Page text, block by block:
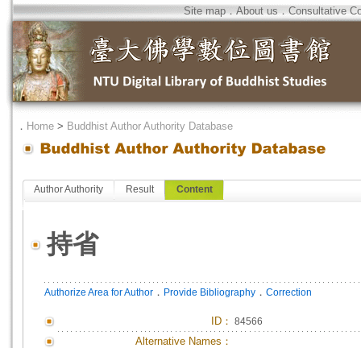
Site map．About us．Consultative
． Home > Buddhist Author Authority Database
Author Authority Result Content
持省
Authorize Area for Author ． Provide Bibliography ． Correction
ID ： 84566
Alternative Names：